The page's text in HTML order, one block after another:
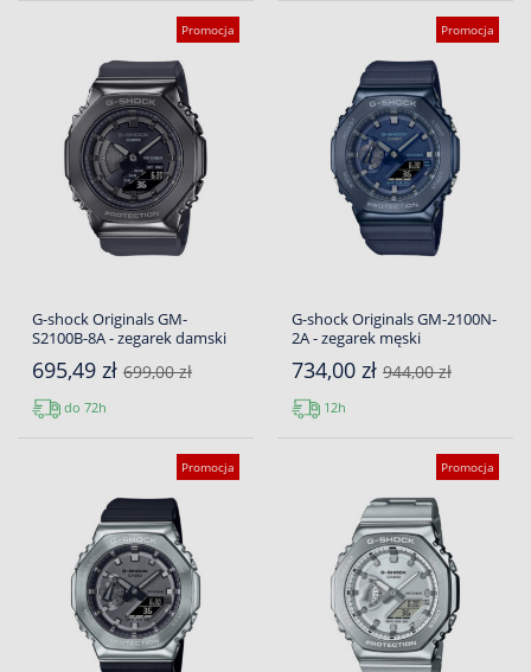
Promocja
G-shock Originals GM-
S2100B-8A - zegarek damski
695,49 zł 699,00 zł
do 72h
Promocja
G-shock Originals GM-2100N-
2A - zegarek męski
734,00 zł 944,00 zł
12h
Promocja Promocja